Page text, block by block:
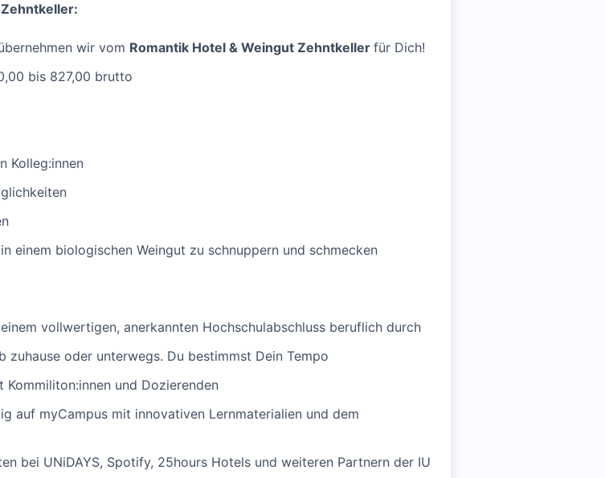
wir vom Romantik Hotel & Weingut Zehntkeller für Dich!
bis 827,00 brutto
Kolleg:innen
einem biologischen Weingut zu schnuppern und schmecken
vollwertigen, anerkannten Hochschulabschluss beruflich durch
zuhause oder unterwegs. Du bestimmst Dein Tempo
Kommiliton:innen und Dozierenden
auf myCampus mit innovativen Lernmaterialien und dem
bei UNiDAYS, Spotify, 25hours Hotels und weiteren Partnern der IU